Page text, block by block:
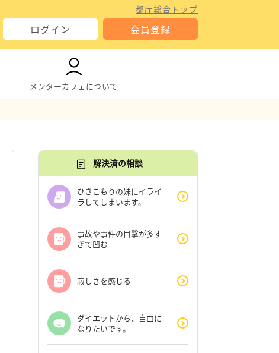
都庁総合トップ
ログイン 会員登録
メンターカフェについて
解決済の相談
ひきこもりの妹にイライ
ラしてしまいます。
事故や事件の目撃が多す
ぎて凹む
寂しさを感じる
ダイエットから、自由に
なりたいです。